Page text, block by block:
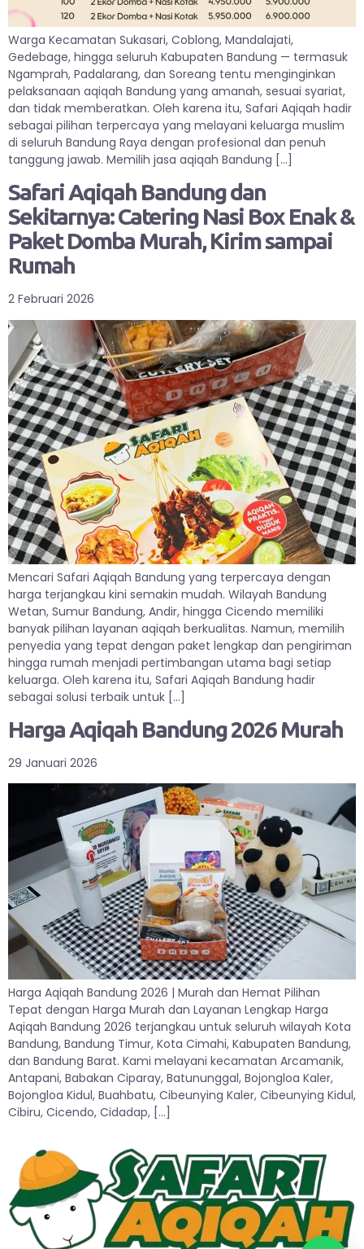
Warga Kecamatan Sukasari, Coblong, Mandalajati,
Gedebage, hingga seluruh Kabupaten Bandung — termasuk
Ngamprah, Padalarang, dan Soreang tentu menginginkan
pelaksanaan aqiqah Bandung yang amanah, sesuai syariat,
dan tidak memberatkan. Oleh karena itu, Safari Aqiqah hadir
sebagai pilihan terpercaya yang melayani keluarga muslim
di seluruh Bandung Raya dengan profesional dan penuh
tanggung jawab. Memilih jasa aqiqah Bandung […]
Safari Aqiqah Bandung dan
Sekitarnya: Catering Nasi Box Enak &
Paket Domba Murah, Kirim sampai
Rumah
2 Februari 2026
Mencari Safari Aqiqah Bandung yang terpercaya dengan
harga terjangkau kini semakin mudah. Wilayah Bandung
Wetan, Sumur Bandung, Andir, hingga Cicendo memiliki
banyak pilihan layanan aqiqah berkualitas. Namun, memilih
penyedia yang tepat dengan paket lengkap dan pengiriman
hingga rumah menjadi pertimbangan utama bagi setiap
keluarga. Oleh karena itu, Safari Aqiqah Bandung hadir
sebagai solusi terbaik untuk […]
Harga Aqiqah Bandung 2026 Murah
29 Januari 2026
Harga Aqiqah Bandung 2026 | Murah dan Hemat Pilihan
Tepat dengan Harga Murah dan Layanan Lengkap Harga
Aqiqah Bandung 2026 terjangkau untuk seluruh wilayah Kota
Bandung, Bandung Timur, Kota Cimahi, Kabupaten Bandung,
dan Bandung Barat. Kami melayani kecamatan Arcamanik,
Antapani, Babakan Ciparay, Batununggal, Bojongloa Kaler,
Bojongloa Kidul, Buahbatu, Cibeunying Kaler, Cibeunying Kidul,
Cibiru, Cicendo, Cidadap, […]